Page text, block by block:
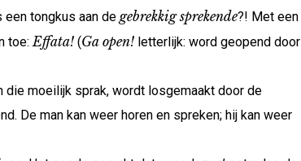
tongkus aan de gebrekkig sprekende?! Met een
toe:Effata! (Ga open! letterlijk: word geopend door
die moeilijk sprak, wordt losgemaakt door de
De man kan weer horen en spreken; hij kan weer